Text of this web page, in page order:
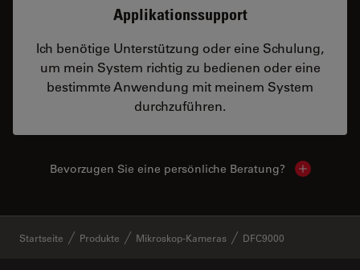
Applikationssupport
Ich benötige Unterstützung oder eine Schulung,
um mein System richtig zu bedienen oder eine
bestimmte Anwendung mit meinem System
durchzuführen.
Bevorzugen Sie eine persönliche Beratung? Show
Startseite Produkte Mikroskop-Kameras DFC9000